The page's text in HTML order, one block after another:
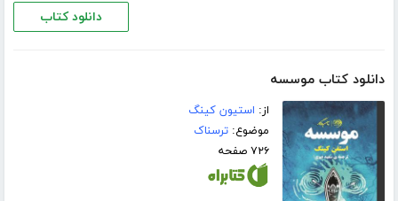
دانلود کتاب
دانلود کتاب موسسه
از: استیون کینگ
موضوع:ترسناک
۷۲۶ صفحه